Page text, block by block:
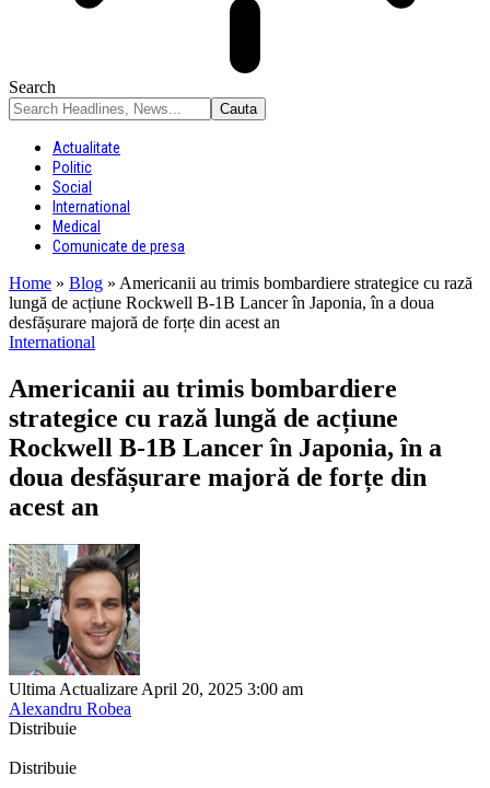
Search
Actualitate
Politic
Social
International
Medical
Comunicate de presa
Home » Blog » Americanii au trimis bombardiere strategice cu rază
lungă de acțiune Rockwell B-1B Lancer în Japonia, în a doua
desfășurare majoră de forțe din acest an
International
Americanii au trimis bombardiere
strategice cu rază lungă de acțiune
Rockwell B-1B Lancer în Japonia, în a
doua desfășurare majoră de forțe din
acest an
Ultima Actualizare April 20, 2025 3:00 am
Alexandru Robea
Distribuie
Distribuie